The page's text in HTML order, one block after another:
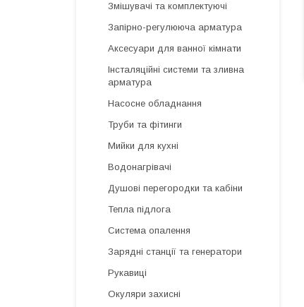
Змішувачі та комплектуючі
Запірно-регулююча арматура
Аксесуари для ванної кімнати
Інсталяційні системи та зливна
арматура
Насосне обладнання
Труби та фітинги
Мийки для кухні
Водонагрівачі
Душові перегородки та кабіни
Тепла підлога
Система опалення
Зарядні станції та генератори
Рукавиці
Окуляри захисні